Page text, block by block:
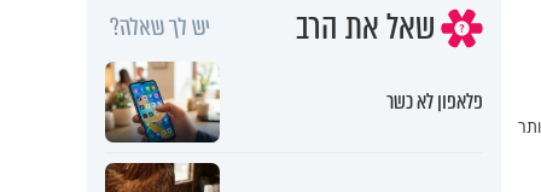
שאל את הרב יש לך שאלה?
פלאפון לא כשר